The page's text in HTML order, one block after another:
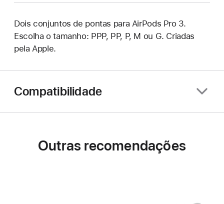
Dois conjuntos de pontas para AirPods Pro 3.
Escolha o tamanho: PPP, PP, P, M ou G. Criadas
pela Apple.
Compatibilidade
Outras recomendações